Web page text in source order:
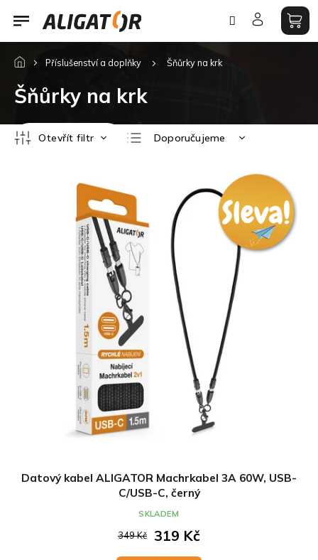
Přejít
obsah
Příslušenství a doplňky Šňůrky na krk
Šňůrky na krk
Ř
a
n
í
p
o
d
u
k
t
ů
Doporučujeme
Nejprodávanější
Abecedně
Otevřít filtr
Datový kabel ALIGATOR Machrkabel 3A 60W, USB-
C/USB-C, černý
349 Kč 319 Kč
SKLADEM